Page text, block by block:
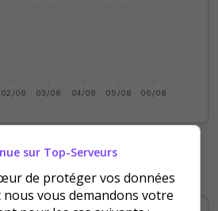
02/08 03/08 04/08 05/08 06/08
sur Top-Serveurs
de protéger vos données
vous demandons votre